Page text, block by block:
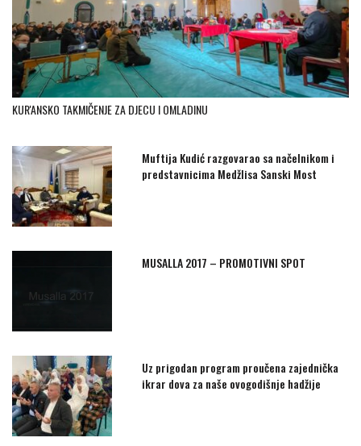
KUR'ANSKO TAKMIČENJE ZA DJECU I OMLADINU
Muftija Kudić razgovarao sa načelnikom i
predstavnicima Medžlisa Sanski Most
MUSALLA 2017 – PROMOTIVNI SPOT
Uz prigodan program proučena zajednička
ikrar dova za naše ovogodišnje hadžije